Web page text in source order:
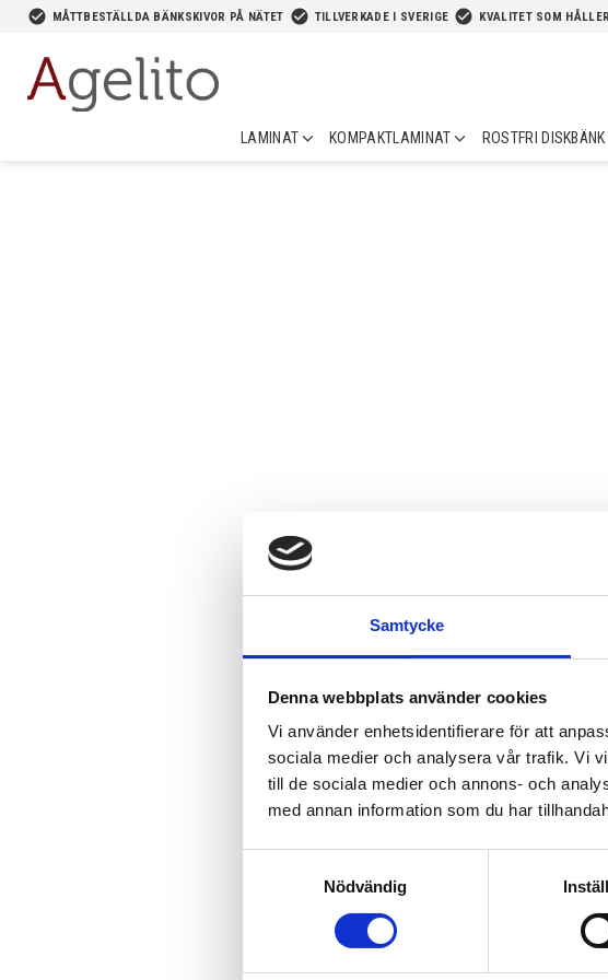
Samtycke
Denna webbplats använder cookies
Vi använder enhetsidentifierare för att
sociala medier och analysera vår trafik. Vi
till de sociala medier och annons- och
med annan information som du har
Nödvändig
check_circle MÅTTBESTÄLLDA BÄNKSKIVOR PÅ NÄTET check_circle TILLVERKADE I SVERIGE check_circle KVALITET SOM
LAMINAT KOMPAKTLAMINAT ROSTFRI DISKBÄNK